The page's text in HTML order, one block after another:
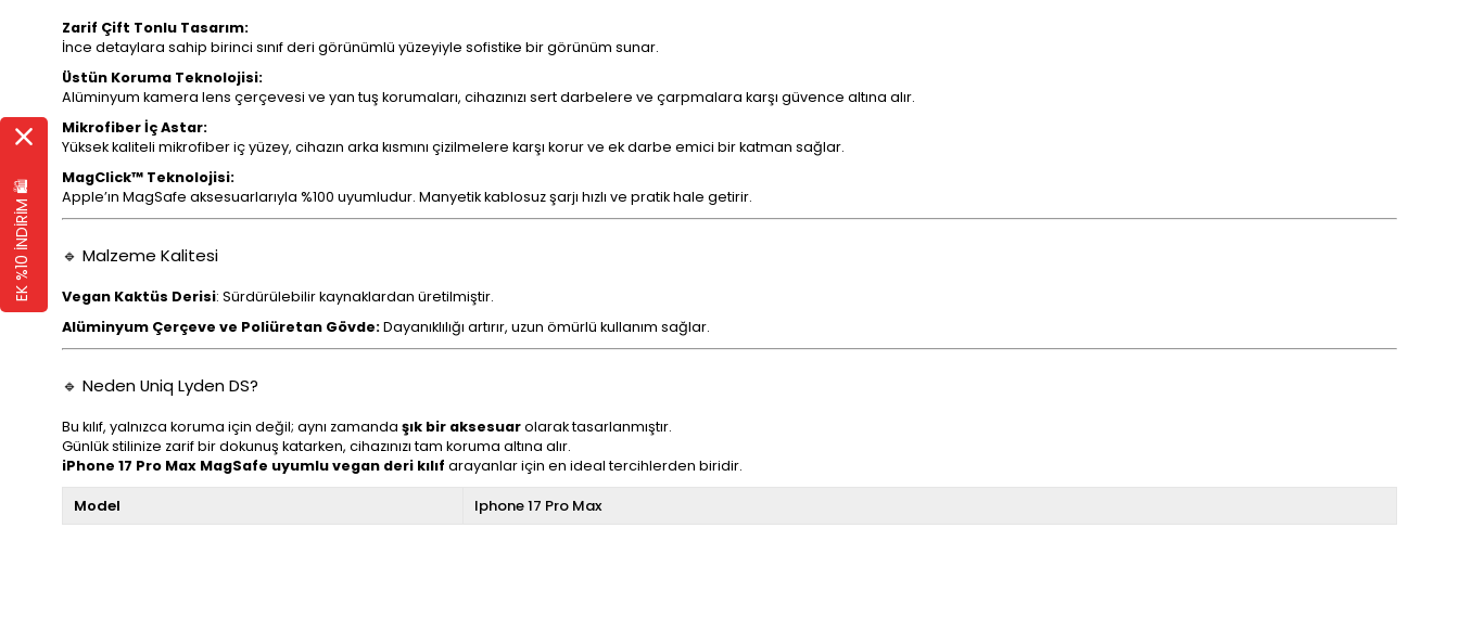
Zarif Çift Tonlu Tasarım:
İnce detaylara sahip birinci sınıf deri görünümlü yüzeyiyle sofistike bir görünüm sunar.
Üstün Koruma Teknolojisi:
Alüminyum kamera lens çerçevesi ve yan tuş korumaları, cihazınızı sert darbelere ve çarpmalara karşı güvence altına alır.
Mikrofiber İç Astar:
Yüksek kaliteli mikrofiber iç yüzey, cihazın arka kısmını çizilmelere karşı korur ve ek darbe emici bir katman sağlar.
MagClick™ Teknolojisi:
Apple’ın MagSafe aksesuarlarıyla %100 uyumludur. Manyetik kablosuz şarjı hızlı ve pratik hale getirir.
🔹 Malzeme Kalitesi
Vegan Kaktüs Derisi: Sürdürülebilir kaynaklardan üretilmiştir.
Alüminyum Çerçeve ve Poliüretan Gövde:Dayanıklılığı artırır, uzun ömürlü kullanım sağlar.
🔹 Neden Uniq Lyden DS?
Bu kılıf, yalnızca koruma için değil; aynı zamanda şık bir aksesuarolarak tasarlanmıştır.
Günlük stilinize zarif bir dokunuş katarken, cihazınızı tam koruma altına alır.
iPhone 17 Pro Max MagSafe uyumlu vegan deri kılıf arayanlar için en ideal tercihlerden biridir.
Model Iphone 17 Pro Max
EK %10 İNDİRİM 🛍️